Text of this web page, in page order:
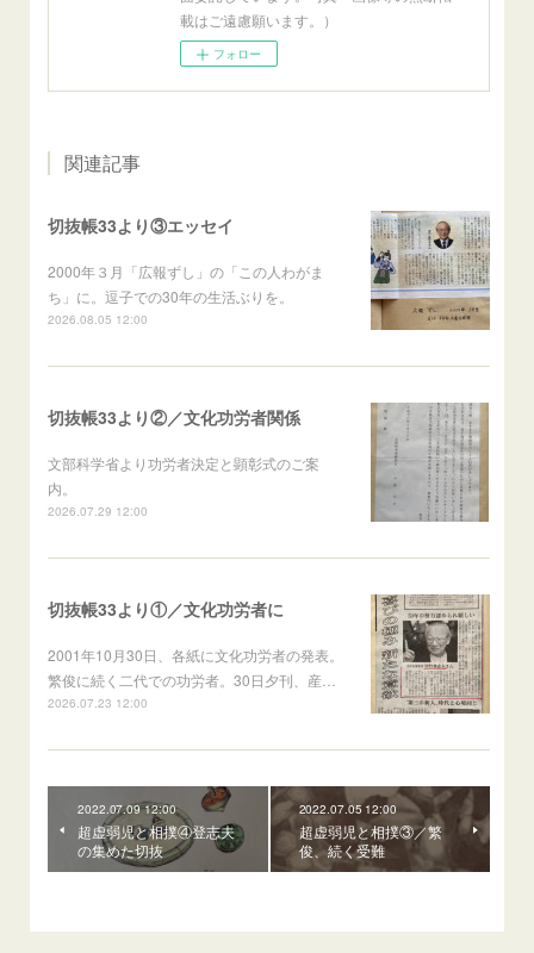
載はご遠慮願います。）
フォロー
関連記事
切抜帳33より③エッセイ
2000年３月「広報ずし」の「この人わがま
ち」に。逗子での30年の生活ぶりを。
2026.08.05 12:00
切抜帳33より②／文化功労者関係
文部科学省より功労者決定と顕彰式のご案
内。
2026.07.29 12:00
切抜帳33より①／文化功労者に
2001年10月30日、各紙に文化功労者の発表。
繁俊に続く二代での功労者。30日夕刊、産…
2026.07.23 12:00
2022.07.09 12:00
超虚弱児と相撲④登志夫
の集めた切抜
2022.07.05 12:00
超虚弱児と相撲③／繁
俊、続く受難